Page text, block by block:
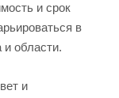
и срок
в
и области.
и